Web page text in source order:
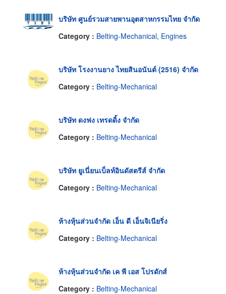
บริษัท ศูนย์รวมสายพานอุตสาหกรรมไทย จำกัด
Category : Belting-Mechanical, Engines
บริษัท โรงงานยาง ไทยสินอนันต์ (2516) จำกัด
Category : Belting-Mechanical
บริษัท ดงฟง เทรดดิ้ง จำกัด
Category : Belting-Mechanical
บริษัท ยูเนี่ยนเบ็ลท์อินดัสตรีส์ จำกัด
Category : Belting-Mechanical
ห้างหุ้นส่วนจำกัด เอ็น ดี เอ็นจิเนียริ่ง
Category : Belting-Mechanical
ห้างหุ้นส่วนจำกัด เค พี เอส โปรดักส์
Category : Belting-Mechanical